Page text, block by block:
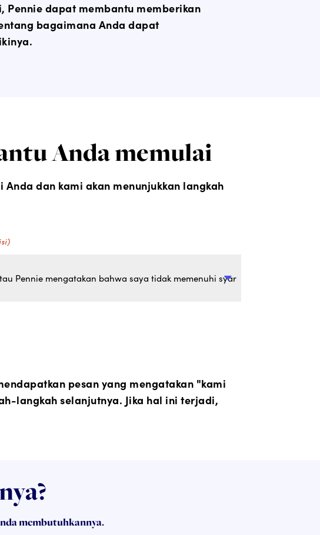
Pennie dapat membantu memberikan
bagaimana Anda dapat
Anda memulai
dan kami akan menunjukkan langkah
pesan yang mengatakan "kami
langkah selanjutnya. Jika hal ini terjadi,
membutuhkannya.